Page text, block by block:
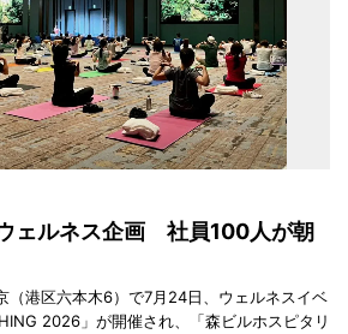
ェルネス企画 社員100人が朝
（港区六本木6）で7月24日、ウェルネスイベ
2026」が開催され、「森ビルホスピタリ